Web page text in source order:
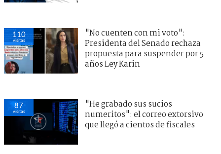
110
visitas
"No cuenten con mi voto":
Presidenta del Senado rechaza
propuesta para suspender por 5
años Ley Karin
87
visitas
"He grabado sus sucios
numeritos": el correo extorsivo
que llegó a cientos de fiscales